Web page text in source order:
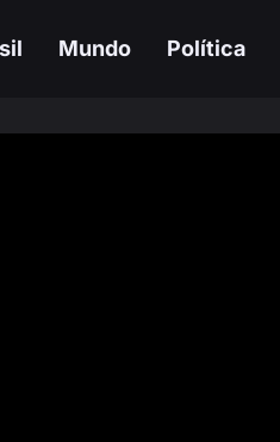
Mundo Política